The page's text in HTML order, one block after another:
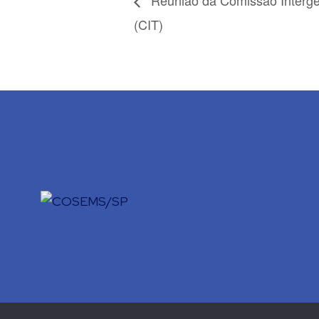
(CIT)